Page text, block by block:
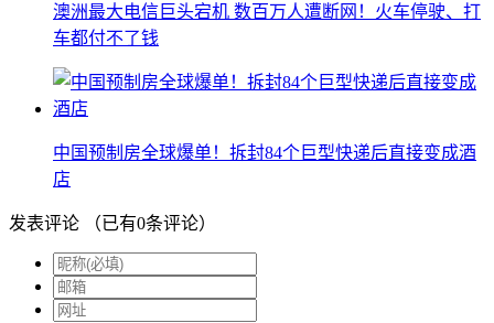
澳洲最大电信巨头宕机 数百万人遭断网！火车停驶、打
车都付不了钱
中国预制房全球爆单！拆封84个巨型快递后直接变成酒
店
发表评论 （已有0条评论）